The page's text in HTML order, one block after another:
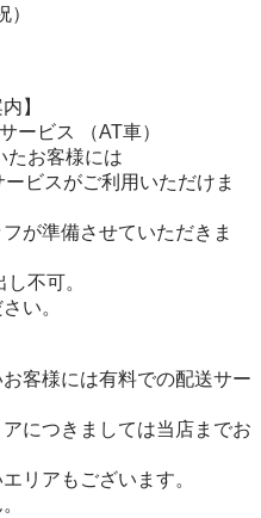
】
ービス （AT車）
たお客様には
ビスがご利用いただけま
が準備させていただきま
不可。
い。
客様には有料での配送サー
につきましては当店までお
リアもございます。